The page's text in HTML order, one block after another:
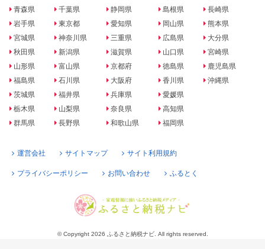
青森県
岩手県
宮城県
秋田県
山形県
福島県
茨城県
栃木県
群馬県
千葉県
東京都
神奈川県
新潟県
富山県
石川県
福井県
山梨県
長野県
静岡県
愛知県
三重県
滋賀県
京都府
大阪府
兵庫県
奈良県
和歌山県
島根県
岡山県
広島県
山口県
徳島県
香川県
愛媛県
高知県
福岡県
長崎県
熊本県
大分県
宮崎県
鹿児島県
沖縄県
運営会社 サイトマップ サイト利用規約
プライバシーポリシー お問い合わせ ふるとく
© Copyright 2026 ふるさと納税ナビ. All rights reserved.